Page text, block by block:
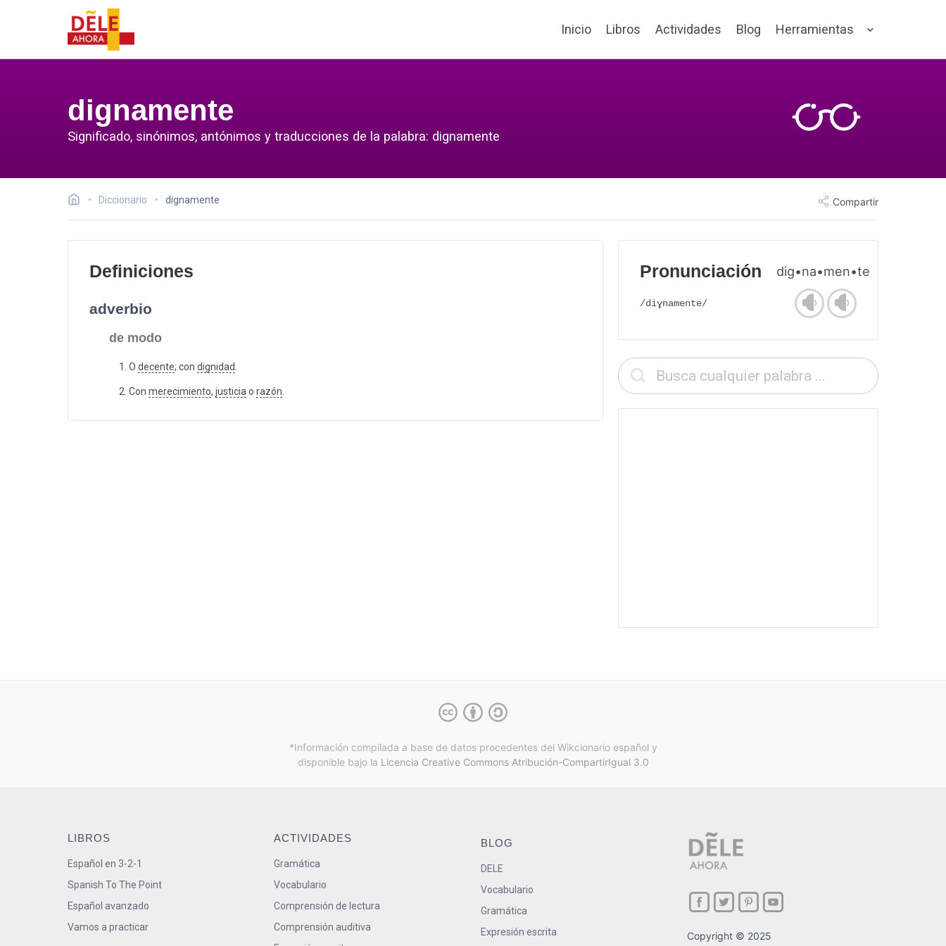
Inicio Libros Actividades Blog Herramientas
dignamente
Significado, sinónimos, antónimos y traducciones de la palabra: dignamente
Diccionario dignamente Compartir
Definiciones
adverbio
de modo
O decente; con dignidad.
Con merecimiento, justiciao razón.
Pronunciación dig•na•men•te
/diɣnamente/
*Información compilada a base de datos procedentes del Wikcionario español y
disponible bajo la Licencia Creative Commons Atribución-CompartirIgual 3.0
LIBROS
Español en 3-2-1
Spanish To The Point
Español avanzado
Vamos a practicar
ACTIVIDADES
Gramática
Vocabulario
Comprensión de lectura
Comprensión auditiva
BLOG
DELE
Vocabulario
Gramática
Expresión escrita
Copyright © 2025